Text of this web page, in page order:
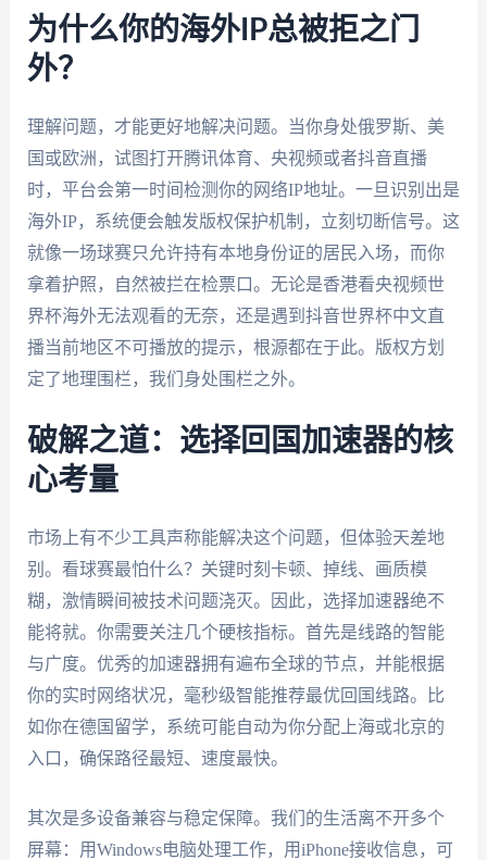
为什么你的海外IP总被拒之门
外？
理解问题，才能更好地解决问题。当你身处俄罗斯、美
国或欧洲，试图打开腾讯体育、央视频或者抖音直播
时，平台会第一时间检测你的网络IP地址。一旦识别出是
海外IP，系统便会触发版权保护机制，立刻切断信号。这
就像一场球赛只允许持有本地身份证的居民入场，而你
拿着护照，自然被拦在检票口。无论是香港看央视频世
界杯海外无法观看的无奈，还是遇到抖音世界杯中文直
播当前地区不可播放的提示，根源都在于此。版权方划
定了地理围栏，我们身处围栏之外。
破解之道：选择回国加速器的核
心考量
市场上有不少工具声称能解决这个问题，但体验天差地
别。看球赛最怕什么？关键时刻卡顿、掉线、画质模
糊，激情瞬间被技术问题浇灭。因此，选择加速器绝不
能将就。你需要关注几个硬核指标。首先是线路的智能
与广度。优秀的加速器拥有遍布全球的节点，并能根据
你的实时网络状况，毫秒级智能推荐最优回国线路。比
如你在德国留学，系统可能自动为你分配上海或北京的
入口，确保路径最短、速度最快。
其次是多设备兼容与稳定保障。我们的生活离不开多个
屏幕：用Windows电脑处理工作，用iPhone接收信息，可